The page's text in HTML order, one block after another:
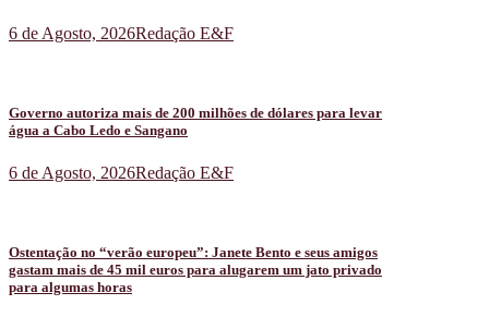
6 de Agosto, 2026Redação E&F
Governo autoriza mais de 200 milhões de dólares para levar
água a Cabo Ledo e Sangano
6 de Agosto, 2026Redação E&F
Ostentação no “verão europeu”: Janete Bento e seus amigos
gastam mais de 45 mil euros para alugarem um jato privado
para algumas horas